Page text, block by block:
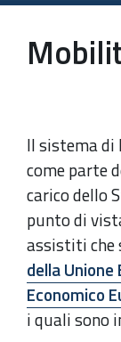
Il sistema
come parte
carico dello
punto di
assistiti che
della Unione
Economico
i quali sono